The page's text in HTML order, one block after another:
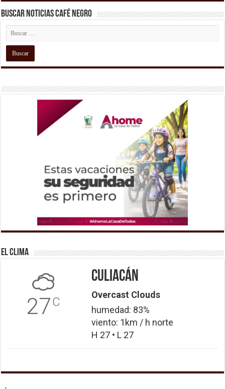
Buscar Noticias Café Negro
El Clima
27C
Culiacán
Overcast Clouds
humedad: 83%
viento: 1km / h norte
H 27 • L 27